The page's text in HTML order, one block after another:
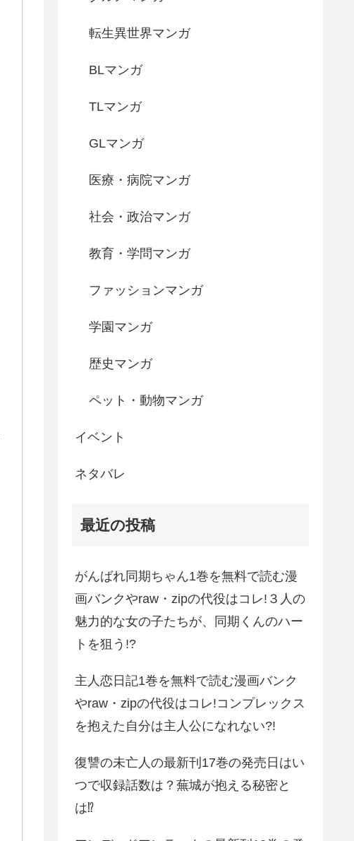
転生異世界マンガ
BLマンガ
TLマンガ
GLマンガ
医療・病院マンガ
社会・政治マンガ
教育・学問マンガ
ファッションマンガ
学園マンガ
歴史マンガ
ペット・動物マンガ
イベント
ネタバレ
最近の投稿
がんばれ同期ちゃん1巻を無料で読む漫
画バンクやraw・zipの代役はコレ!３人の
魅力的な女の子たちが、同期くんのハー
トを狙う!?
主人恋日記1巻を無料で読む漫画バンク
やraw・zipの代役はコレ!コンプレックス
を抱えた自分は主人公になれない?!
復讐の未亡人の最新刊17巻の発売日はい
つで収録話数は？蕪城が抱える秘密と
は⁉